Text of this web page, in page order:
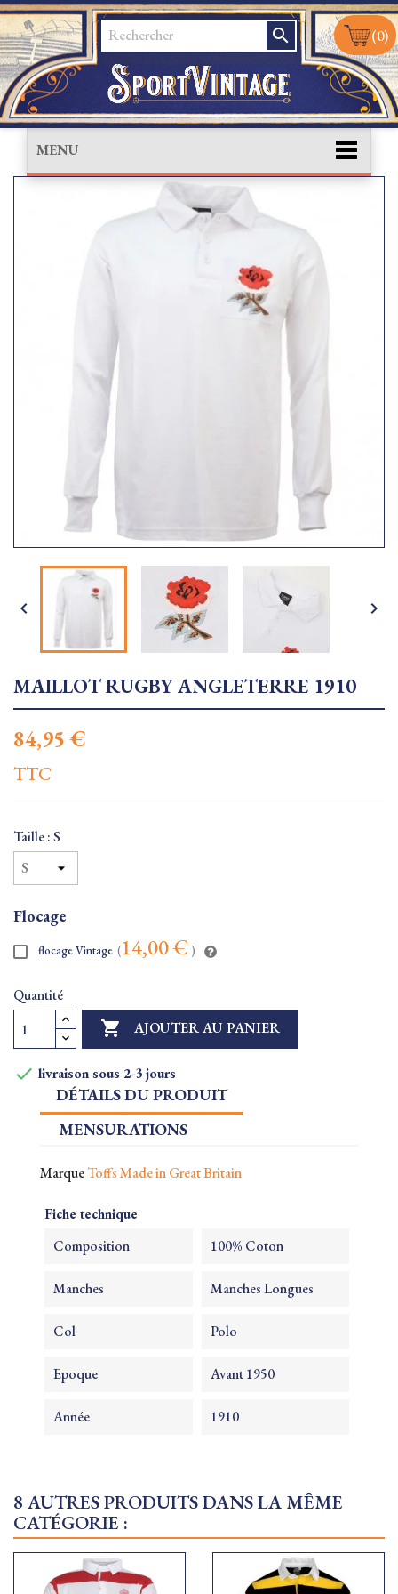
search (0)
MENU
 
MAILLOT RUGBY ANGLETERRE 1910
84,95 €
TTC
Taille : S
Flocage
flocage Vintage (14,00 € )
Quantité
 AJOUTER AU PANIER
 livraison sous 2-3 jours
DÉTAILS DU PRODUIT
MENSURATIONS
MarqueToffs Made in Great Britain
Fiche technique
Composition 100% Coton
Manches Manches Longues
Col Polo
Epoque Avant 1950
Année 1910
8 AUTRES PRODUITS DANS LA MÊME
CATÉGORIE :